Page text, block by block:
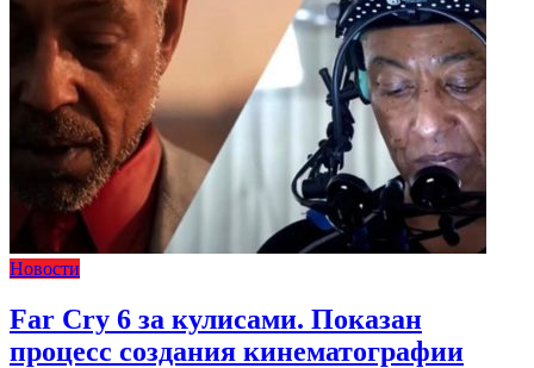
Новости
Far Cry 6 за кулисами. Показан
процесс создания кинематографии